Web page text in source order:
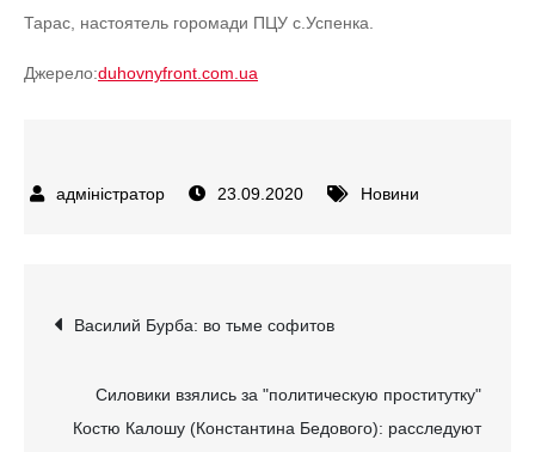
Тарас, настоятель горомади ПЦУ с.Успенка.
Джерело:duhovnyfront.com.ua
23.09.2020 Новини
Навігація
записів
Василий Бурба: во тьме софитов
Силовики взялись за "политическую проститутку"
Костю Калошу (Константина Бедового): расследуют